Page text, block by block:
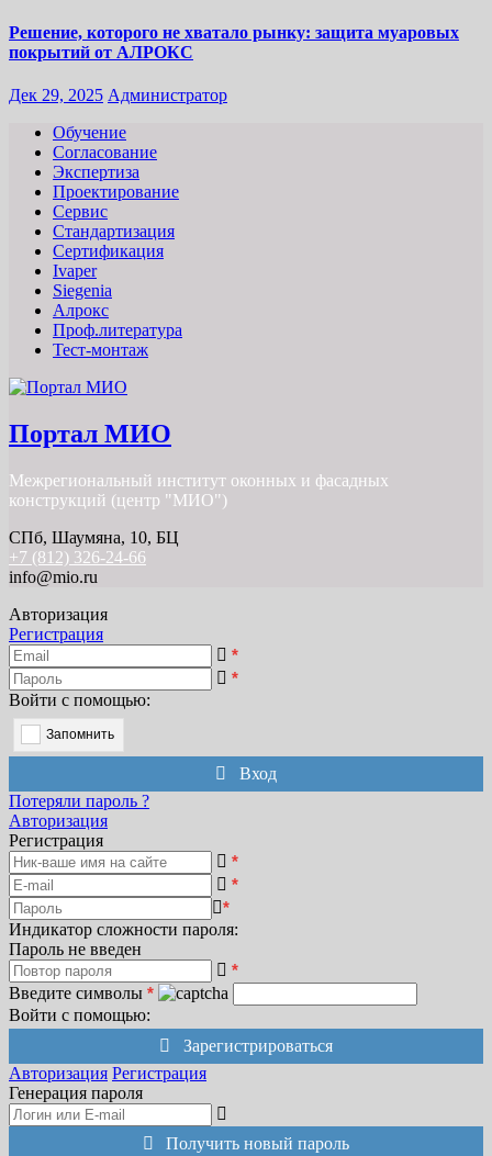
Решение, которого не хватало рынку: защита муаровых
покрытий от АЛРОКС
Дек 29, 2025 Администратор
Обучение
Согласование
Экспертиза
Проектирование
Сервис
Стандартизация
Сертификация
Ivaper
Siegenia
Алрокс
Проф.литература
Тест-монтаж
Портал МИО
Межрегиональный институт оконных и фасадных
конструкций (центр "МИО")
СПб, Шаумяна, 10, БЦ
+7 (812) 326-24-66
info@mio.ru
Авторизация
Регистрация
*
*
Войти с помощью:
Запомнить
Вход
Потеряли пароль ?
Авторизация
Регистрация
*
*
*
Индикатор сложности пароля:
Пароль не введен
*
Введите символы *
Войти с помощью:
Зарегистрироваться
Авторизация Регистрация
Генерация пароля
Получить новый пароль